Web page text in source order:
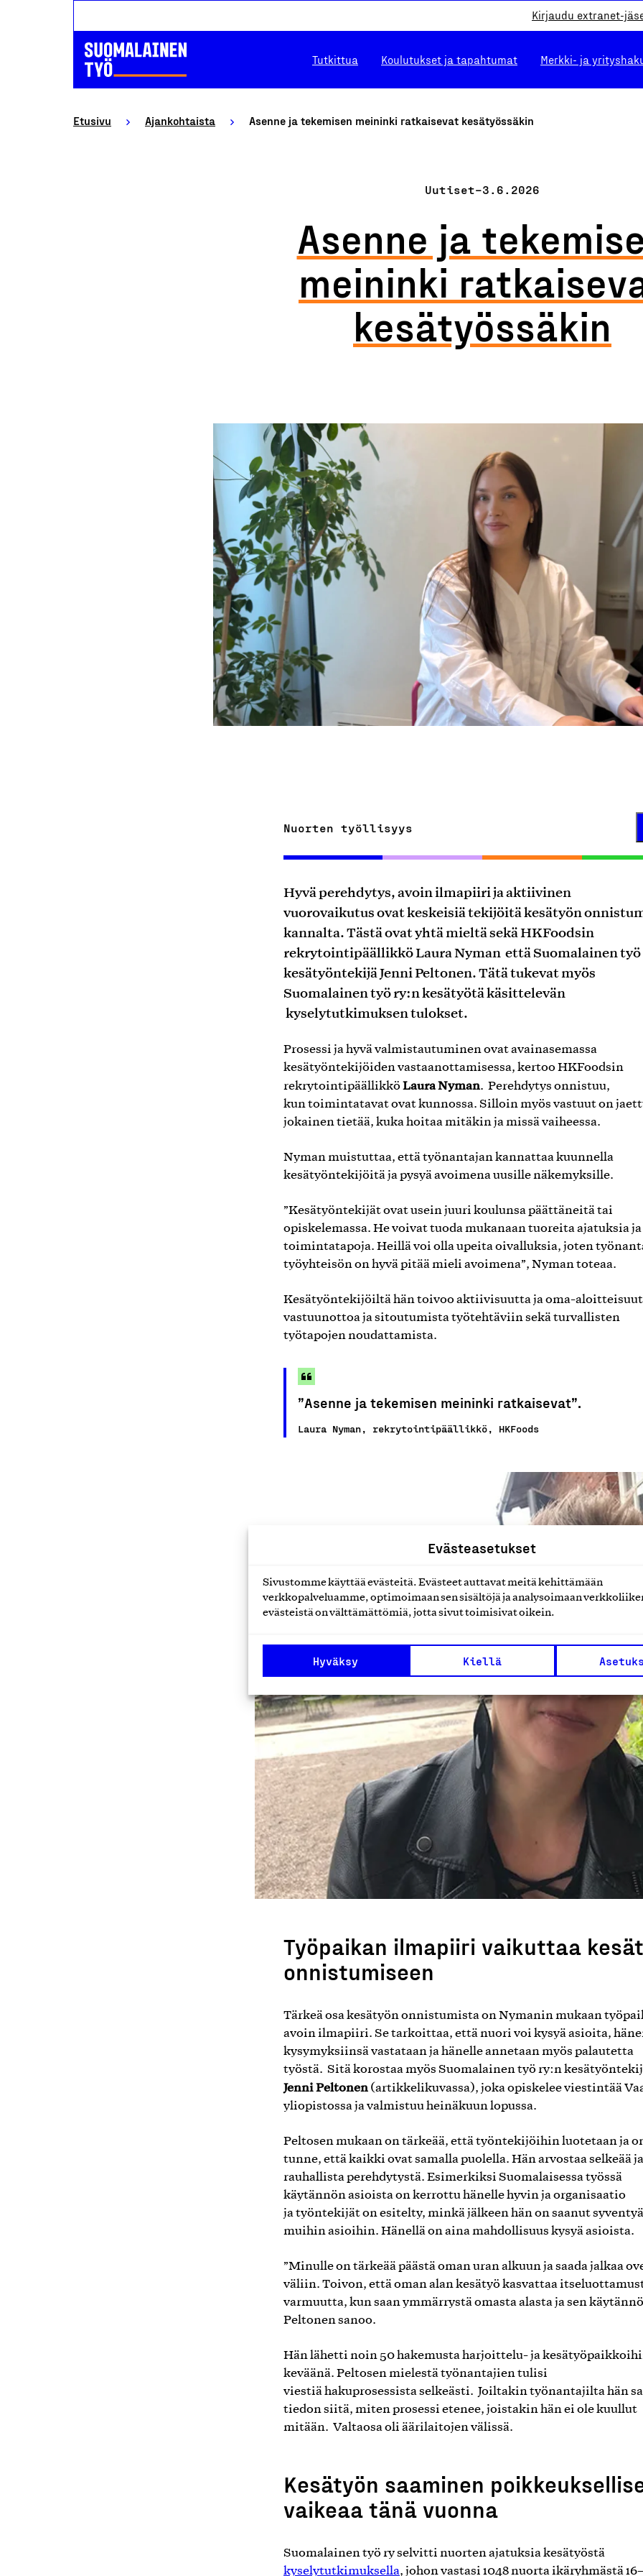
Evästeasetukset
Sivustomme käyttää evästeitä. Evästeet auttavat meitä kehittämään
verkkopalveluamme, optimoimaan sen sisältöjä ja analysoimaan
evästeistä on välttämättömiä, jotta sivut toimisivat oikein.
Hyväksy Kiellä
Kirjaudu extranet-
Tutkittua Koulutukset ja tapahtumat Merkki- ja
Etusivu Ajankohtaista Asenne ja tekemisen meininki ratkaisevat kesätyössäkin
Uutiset–3.6.2026
Asenne ja
meininki
kesätyössäkin
Nuorten työllisyys
Hyvä perehdytys, avoin ilmapiiri ja aktiivinen
vuorovaikutus ovat keskeisiä tekijöitä kesätyön
kannalta. Tästä ovat yhtä mieltä sekä HKFoodsin
rekrytointipäällikkö Laura Nyman että Suomalainen
kesätyöntekijä Jenni Peltonen. Tätä tukevat myös
Suomalainen työ ry:n kesätyötä käsittelevän
kyselytutkimuksen tulokset.
Prosessi ja hyvä valmistautuminen ovat avainasemassa
kesätyöntekijöiden vastaanottamisessa, kertoo HKFoodsin
rekrytointipäällikkö Laura Nyman. Perehdytys onnistuu,
kun toimintatavat ovat kunnossa. Silloin myös vastuut on
jokainen tietää, kuka hoitaa mitäkin ja missä vaiheessa.
Nyman muistuttaa, että työnantajan kannattaa kuunnella
kesätyöntekijöitä ja pysyä avoimena uusille näkemyksille.
”Kesätyöntekijät ovat usein juuri koulunsa päättäneitä tai
opiskelemassa. He voivat tuoda mukanaan tuoreita ajatuksia ja
toimintatapoja. Heillä voi olla upeita oivalluksia, joten
työyhteisön on hyvä pitää mieli avoimena”, Nyman toteaa.
Kesätyöntekijöiltä hän toivoo aktiivisuutta ja oma-
vastuunottoa ja sitoutumista työtehtäviin sekä turvallisten
työtapojen noudattamista.
”Asenne ja tekemisen meininki ratkaisevat”.
Laura Nyman, rekrytointipäällikkö, HKFoods
Työpaikan ilmapiiri vaikuttaa
onnistumiseen
Tärkeä osa kesätyön onnistumista on Nymanin mukaan
avoin ilmapiiri. Se tarkoittaa, että nuori voi kysyä asioita,
kysymyksiinsä vastataan ja hänelle annetaan myös palautetta
työstä. Sitä korostaa myös Suomalainen työ ry:n
Jenni Peltonen (artikkelikuvassa), joka opiskelee viestintää
yliopistossa ja valmistuu heinäkuun lopussa.
Peltosen mukaan on tärkeää, että työntekijöihin luotetaan ja
tunne, että kaikki ovat samalla puolella. Hän arvostaa selkeää ja
rauhallista perehdytystä. Esimerkiksi Suomalaisessa työssä
käytännön asioista on kerrottu hänelle hyvin ja organisaatio
ja työntekijät on esitelty, minkä jälkeen hän on saanut syventyä
muihin asioihin. Hänellä on aina mahdollisuus kysyä asioista.
”Minulle on tärkeää päästä oman uran alkuun ja saada jalkaa
väliin. Toivon, että oman alan kesätyö kasvattaa
varmuutta, kun saan ymmärrystä omasta alasta ja sen
Peltonen sanoo.
Hän lähetti noin 50 hakemusta harjoittelu- ja
keväänä. Peltosen mielestä työnantajien tulisi
viestiä hakuprosessista selkeästi. Joiltakin työnantajilta hän
tiedon siitä, miten prosessi etenee, joistakin hän ei ole kuullut
mitään. Valtaosa oli äärilaitojen välissä.
Kesätyön saaminen
vaikeaa tänä vuonna
Suomalainen työ ry selvitti nuorten ajatuksia kesätyöstä
kyselytutkimuksella, johon vastasi 1048 nuorta ikäryhmästä